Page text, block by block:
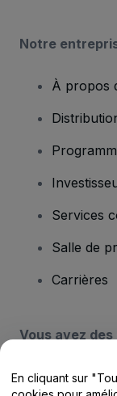
Notre
À propos
Services
Salle de
Carrières
Vous avez
Centre
En cliquant sur